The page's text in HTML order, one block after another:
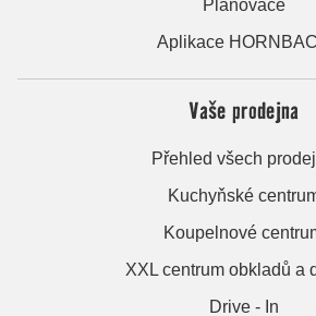
Plánovače
Aplikace
Vaše prodejna
Přehled všech
Kuchyňské
Koupelnové
XXL centrum obkladů a
Drive - In